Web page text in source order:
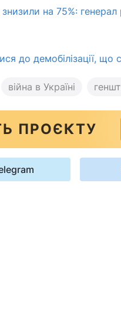
на 75%:
до демобілізації,
війна в Україні
ПРОЄКТУ